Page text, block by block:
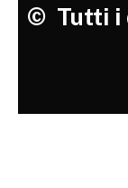
© Tutti i